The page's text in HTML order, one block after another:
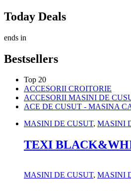
Today Deals
ends in
Bestsellers
Top 20
ACCESORII CROITORIE
ACCESORII MASINI DE
ACE DE CUSUT - MASINA
MASINI DE CUSUT, MASINI
TEXI
MASINI DE CUSUT, MASINI